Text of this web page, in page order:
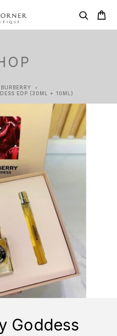
BURBERRY
EDP (30ML + 10ML)
Goddess